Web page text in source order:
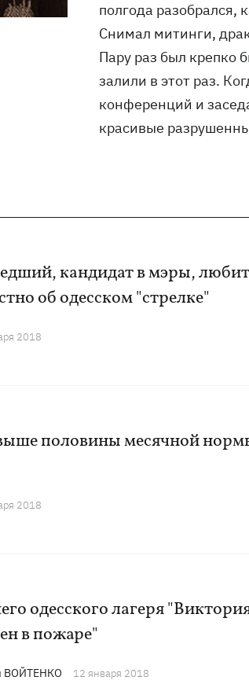
полгода разобрался,
Снимал митинги,
Пару раз был крепко
залили в этот раз.
конференций и
красивые
кандидат в мэры,
об одесском "стрелке"
2018
половины месячной
2018
одесского лагеря
в пожаре"
ВОЙТЕНКО 12 января 2018